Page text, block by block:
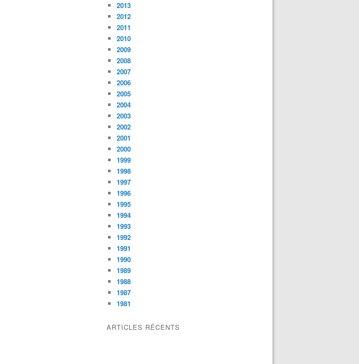
2013
2012
2011
2010
2009
2008
2007
2006
2005
2004
2003
2002
2001
2000
1999
1998
1997
1996
1995
1994
1993
1992
1991
1990
1989
1988
1987
1981
ARTICLES RÉCENTS